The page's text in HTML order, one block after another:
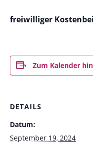
freiwilliger
Zum Kalender
DETAILS
Datum:
September 19, 2024